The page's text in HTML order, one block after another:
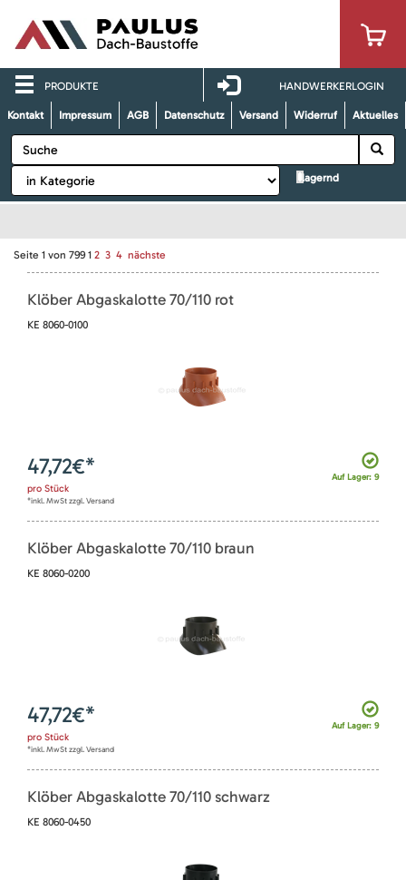
PRODUKTE HANDWERKERLOGIN
Kontakt Impressum AGB Datenschutz Versand Widerruf Aktuelles
lagernd
Seite 1 von 799 1 2 3 4 nächste
Klöber Abgaskalotte 70/110 rot
KE 8060-0100
Auf Lager: 9
47,72€*
pro Stück
*inkl. MwSt zzgl. Versand
Klöber Abgaskalotte 70/110 braun
KE 8060-0200
Auf Lager: 9
47,72€*
pro Stück
*inkl. MwSt zzgl. Versand
Klöber Abgaskalotte 70/110 schwarz
KE 8060-0450